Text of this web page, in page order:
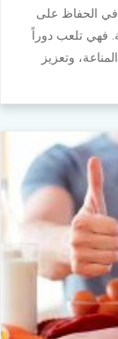
في الحفاظ على
فهي تلعب دوراً
وتعزيز